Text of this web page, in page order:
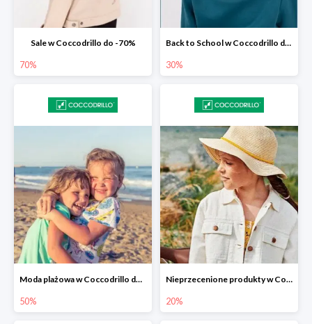
Sale w Coccodrillo do -70%
70%
Back to School w Coccodrillo do -30%
30%
Moda plażowa w Coccodrillo do -50%
50%
Nieprzecenione produkty w Coccodrillo -20%
20%